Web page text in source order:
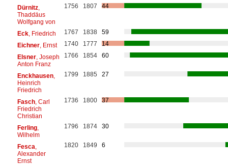
Dürnitz,
Thaddäus
Wolfgang von
1756 1807 44
Eck, Friedrich 1767 1838
59
Eichner, Ernst 1740 1777
14
Elsner, Joseph
Anton Franz
1766 1854 60
Enckhausen,
Heinrich
Friedrich
1799 1885 27
Fasch, Carl
Friedrich
Christian
1736 1800 37
Ferling,
Wilhelm
1796 1874 30
Fesca
Alexander
Ernst
1820 1849 6